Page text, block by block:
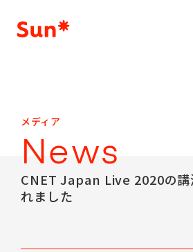
会社概要
Mission
Business
Company Profile
Service
デジタル・クリエイティブスタジオ
Creative & Engineering
デザインxスペック主導のAI駆動開発
Our Works
News
持続可能性
メディア
News
CNET Japan Live 2020の講
れました